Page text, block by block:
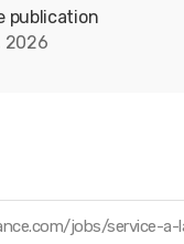
publication
2026